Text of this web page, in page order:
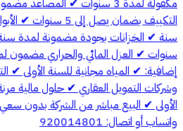
إضافية: ✔ المياه مجانية للسنة الأولى ✔
وشركات التمويل العقاري ✔ حلول مالية
الأولى ✔ البيع مباشر من الشركة بدون
واتساب أو اتصال: 920014801